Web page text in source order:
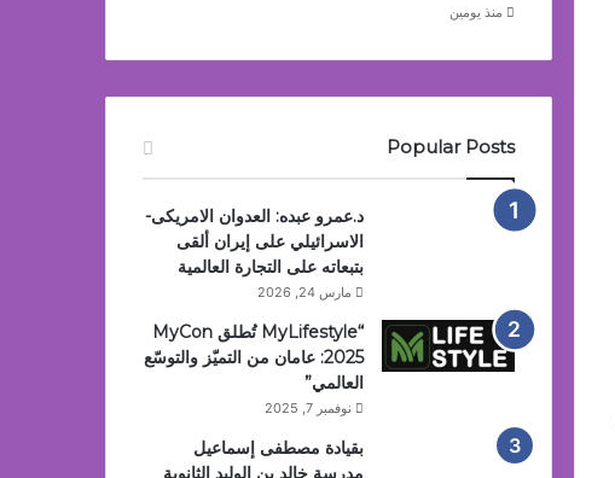
منذ يومين
Popular Posts
د.عمرو عبده: العدوان الامريكى-
الاسرائيلي على إيران ألقى
بتبعاته على التجارة العالمية
مارس 24, 2026
“MyLifestyle تُطلق MyCon
2025: عامان من التميّز والتوسّع
العالمي”
نوفمبر 7, 2025
بقيادة مصطفى إسماعيل
مدرسة خالد بن الوليد الثانوية